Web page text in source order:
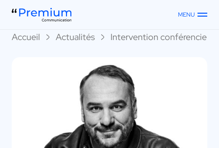
MENU
Accueil Actualités Intervention conférenciers